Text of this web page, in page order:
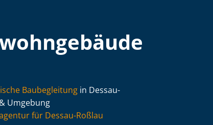
Baubegleitung in Dessau-
Umgebung
für Dessau-Roßlau